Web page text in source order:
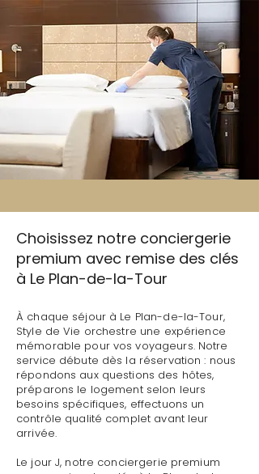
Choisissez notre conciergerie
premium avec remise des clés
à Le Plan-de-la-Tour
À chaque séjour à Le Plan-de-la-Tour,
Style de Vie orchestre une expérience
mémorable pour vos voyageurs. Notre
service débute dès la réservation : nous
répondons aux questions des hôtes,
préparons le logement selon leurs
besoins spécifiques, effectuons un
contrôle qualité complet avant leur
arrivée.
Le jour J, notre conciergerie premium